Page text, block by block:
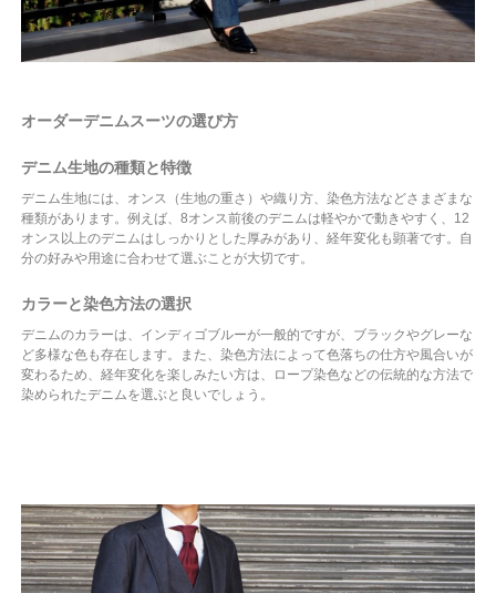
オーダーデニムスーツの選び方
デニム生地の種類と特徴
デニム生地には、オンス（生地の重さ）や織り方、染色方法などさまざまな
種類があります。例えば、8オンス前後のデニムは軽やかで動きやすく、12
オンス以上のデニムはしっかりとした厚みがあり、経年変化も顕著です。自
分の好みや用途に合わせて選ぶことが大切です。
カラーと染色方法の選択
デニムのカラーは、インディゴブルーが一般的ですが、ブラックやグレーな
ど多様な色も存在します。また、染色方法によって色落ちの仕方や風合いが
変わるため、経年変化を楽しみたい方は、ロープ染色などの伝統的な方法で
染められたデニムを選ぶと良いでしょう。